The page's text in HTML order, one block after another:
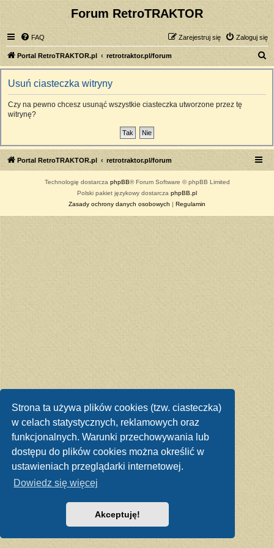
Strona ta używa plików cookies (tzw. ciasteczka)
w celach statystycznych, reklamowych oraz
funkcjonalnych. Warunki przechowywania lub
dostępu do plików cookies można określić w
ustawieniach przeglądarki internetowej.
Dowiedz się więcej
Akceptuję!
Forum RetroTRAKTOR
FAQ Zaloguj się
Zarejestruj się
Portal RetroTRAKTOR.pl retrotraktor.pl/forum
z
Usuń ciasteczka witryny
Czy na pewno chcesz usunąć wszystkie ciasteczka utworzone przez tę
witrynę?
Portal RetroTRAKTOR.pl retrotraktor.pl/forum
Technologię dostarcza phpBB® Forum Software © phpBB Limited
Polski pakiet językowy dostarcza phpBB.pl
Zasady ochrony danych osobowych | Regulamin